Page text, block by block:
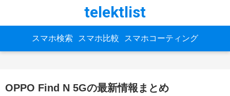
telektlist
スマホ検索 スマホ比較 スマホコーティング
OPPO Find N 5Gの最新情報まとめ